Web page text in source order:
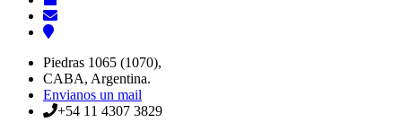
Piedras 1065 (1070),
CABA, Argentina.
Envianos un mail
+54 11 4307 3829